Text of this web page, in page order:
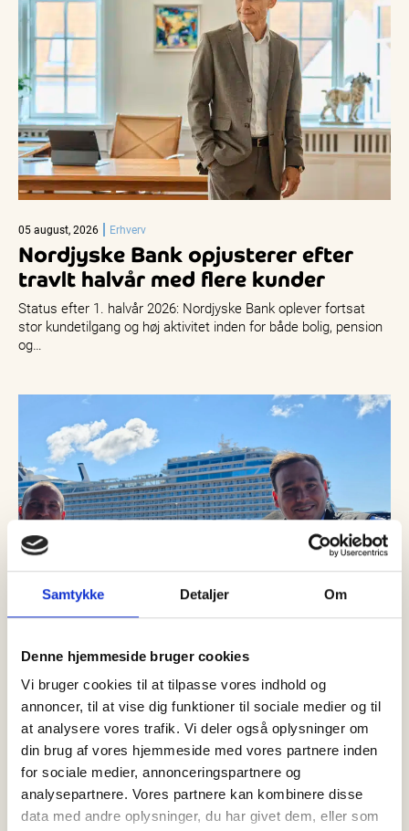
Samtykke Detaljer Om
Denne hjemmeside bruger cookies
Vi bruger cookies til at tilpasse vores indhold og
annoncer, til at vise dig funktioner til sociale medier og til
at analysere vores trafik. Vi deler også oplysninger om
din brug af vores hjemmeside med vores partnere inden
for sociale medier, annonceringspartnere og
analysepartnere. Vores partnere kan kombinere disse
data med andre oplysninger, du har givet dem, eller som
05 august, 2026 Erhverv
Nordjyske Bank opjusterer efter
travlt halvår med flere kunder
Status efter 1. halvår 2026: Nordjyske Bank oplever fortsat
stor kundetilgang og høj aktivitet inden for både bolig, pension
og…
27 juli, 2026 Erhverv
Consilium Safety Denmark åbner
kontor i Skagen
Consilium Safety er en af verdens førende leverandører af
brand- og gasdetekteringssystemer. Virksomheden har rødder
tilbage til 1912 og er…